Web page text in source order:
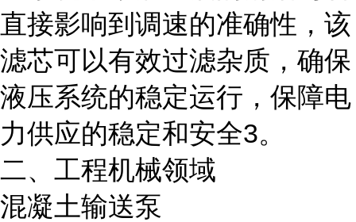
直接影响到调速的准确性，该
滤芯可以有效过滤杂质，确保
液压系统的稳定运行，保障电
力供应的稳定和安全3。
二、工程机械领域
混凝土输送泵